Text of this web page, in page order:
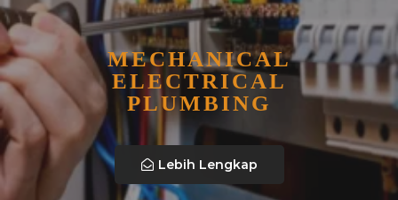
MECHANICAL
ELECTRICAL
PLUMBING
Lebih Lengkap